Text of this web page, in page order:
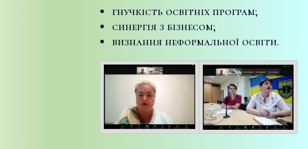
гнучкість освітніх програм;
синергія з бізнесом;
визнання неформальної освіти.